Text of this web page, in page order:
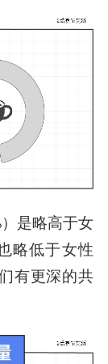
是略高于女
略低于女性
有更深的共